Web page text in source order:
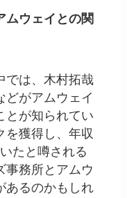
ムウェイとの関
では、木村拓哉
どがアムウェイ
とが知られてい
を獲得し、年収
たと噂される
事務所とアムウ
あるのかもしれ